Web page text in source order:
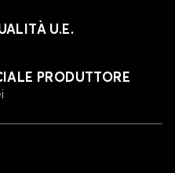
U.E.
PRODUTTORE